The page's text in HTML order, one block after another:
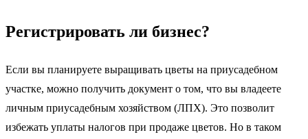
Регистрировать ли бизнес?
Если вы планируете выращивать цветы на приусадебном
участке, можно получить документ о том, что вы владеете
личным приусадебным хозяйством (ЛПХ). Это позволит
избежать уплаты налогов при продаже цветов. Но в таком